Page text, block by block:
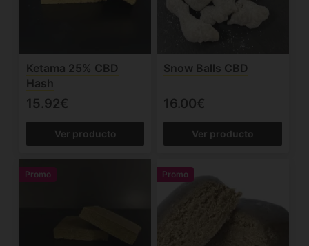
Ketama 25% CBD
Hash
15.92€
Ver producto
Snow Balls CBD
16.00€
Ver producto
Promo Promo